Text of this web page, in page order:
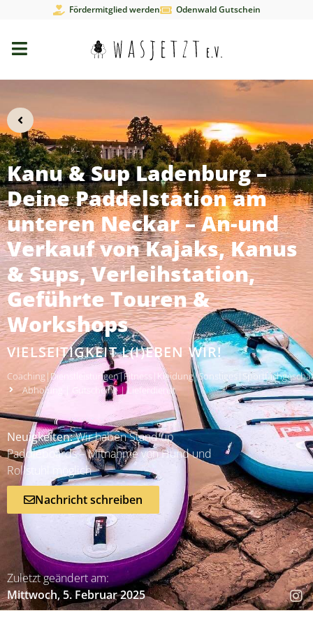
Fördermitglied werden Odenwald Gutschein
Kanu & Sup Ladenburg –
Deine Paddelstation am
unteren Neckar – An-und
Verkauf von Kajaks, Kanus
& Sups, Verleihstation,
Geführte Touren &
Workshops
VIELSEITIGKEIT L(I)EBEN WIR!
Coaching |Dienstleistungen|Fitness Kleidung|Sonstiges
Abholung
Gutscheine|Lieferdienst
Neuigkeiten:Wir haben Stand up
Paddleboards – Mitnahme von Hund und
Rollstuhl möglich
Nachricht schreiben
Zuletzt geändert am:
Mittwoch, 5. Februar 2025